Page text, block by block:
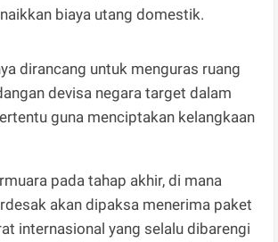
biaya utang domestik.
dirancang untuk menguras ruang
devisa negara target dalam
guna menciptakan kelangkaan
pada tahap akhir, di mana
akan dipaksa menerima paket
internasional yang selalu dibarengi